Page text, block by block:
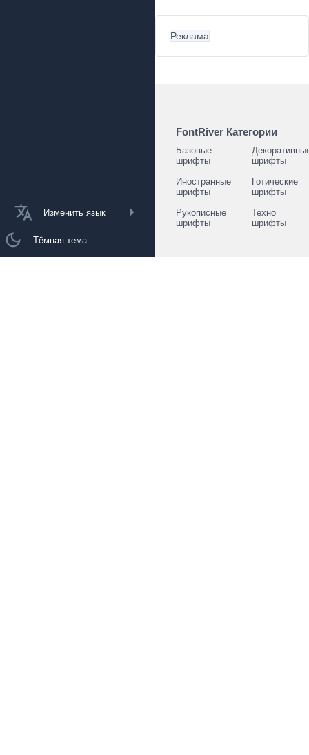
Изменить язык
Тёмная тема
Реклама
FontRiver Категории
Базовые
шрифты
шрифты
Иностранные
шрифты
Готические
шрифты
Рукописные
шрифты
Техно
шрифты